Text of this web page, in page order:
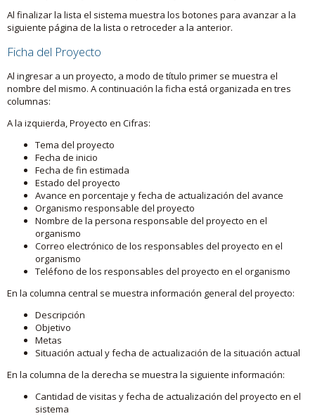
Al finalizar la lista el sistema muestra los botones para avanzar a la
siguiente página de la lista o retroceder a la anterior.
Ficha del Proyecto
Al ingresar a un proyecto, a modo de título primer se muestra el
nombre del mismo. A continuación la ficha está organizada en tres
columnas:
A la izquierda, Proyecto en Cifras:
Tema del proyecto
Fecha de inicio
Fecha de fin estimada
Estado del proyecto
Avance en porcentaje y fecha de actualización del avance
Organismo responsable del proyecto
Nombre de la persona responsable del proyecto en el
organismo
Correo electrónico de los responsables del proyecto en el
organismo
Teléfono de los responsables del proyecto en el organismo
En la columna central se muestra información general del proyecto:
Descripción
Objetivo
Metas
Situación actual y fecha de actualización de la situación actual
En la columna de la derecha se muestra la siguiente información:
Cantidad de visitas y fecha de actualización del proyecto en el
sistema